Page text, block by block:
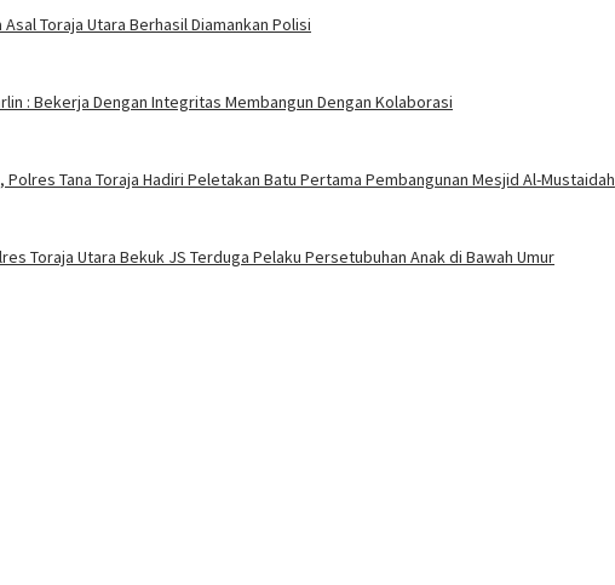
Toraja Utara Berhasil Diamankan Polisi
: Bekerja Dengan Integritas Membangun Dengan Kolaborasi
Tana Toraja Hadiri Peletakan Batu Pertama Pembangunan Mesjid Al-Mustaidah
Toraja Utara Bekuk JS Terduga Pelaku Persetubuhan Anak di Bawah Umur